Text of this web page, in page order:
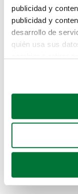
publicidad y
publicidad y
desarrollo de
quién usa sus
Si lo permite,
Recopilar
Identificar su
para buscar
Obtenga más
te hemos
Pero puedes
buscando en
Coches de
Coches de km0